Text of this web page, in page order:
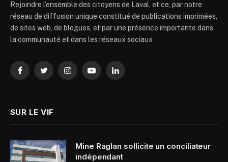
Rejoindre l’ensemble des citoyens de Laval, et ce, par notre
réseau de diffusion unique constitué de publications imprimées,
de sites web, de blogues, et par une présence importante dans
la communauté et dans les réseaux sociaux
FacebookTwitterInstagramYouTubeLinkedIn
SUR LE VIF
Mine Raglan sollicite un conciliateur
indépendant